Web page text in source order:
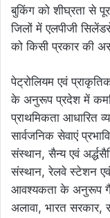
बुकिंग को शीघ्रता से
जिलों में एलपीजी
को किसी प्रकार की
पेट्रोलियम एवं
के अनुरूप प्रदेश में
प्राथमिकता आधारित
सार्वजनिक सेवाएं
संस्थान, सैन्य एवं
संस्थान, रेलवे स्टेशन
आवश्यकता के अनुरूप
अलावा, भारत सरकार,